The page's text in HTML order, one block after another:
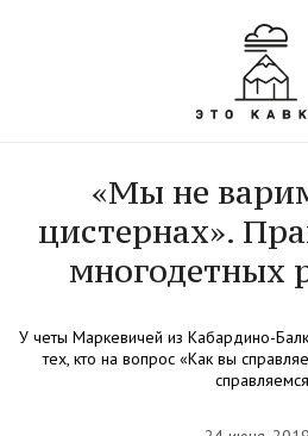
«Мы не
цистернах».
многодетных
У четы Маркевичей из Кабардино-
тех, кто на вопрос «Как вы